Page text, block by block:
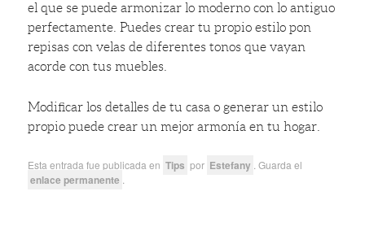
el que se puede armonizar lo moderno con lo antiguo
perfectamente. Puedes crear tu propio estilo pon
repisas con velas de diferentes tonos que vayan
acorde con tus muebles.
Modificar los detalles de tu casa o generar un estilo
propio puede crear un mejor armonía en tu hogar.
Esta entrada fue publicada en Tips por Estefany . Guarda el
enlace permanente